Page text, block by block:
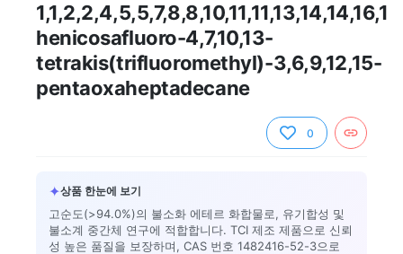
henicosafluoro-4,7,10,13-
tetrakis(trifluoromethyl)-3,6,9,12,15-
pentaoxaheptadecane
0
✦상품 한눈에 보기
고순도(>94.0%)의 불소화 에테르 화합물로, 유기합성 및
불소계 중간체 연구에 적합합니다. TCI 제조 제품으로 신뢰
성 높은 품질을 보장하며, CAS 번호 1482416-52-3으로